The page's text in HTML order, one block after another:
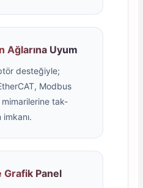
Ağlarına Uyum
desteğiyle;
Modbus
tak-
Grafik Panel